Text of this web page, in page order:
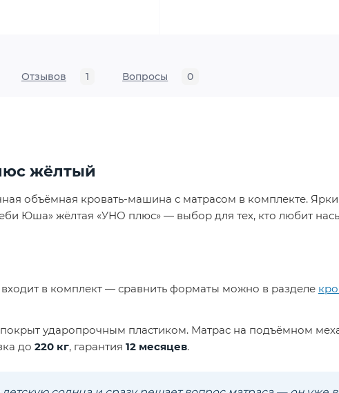
Отзывов 1 Вопросы 0
жёлтый
объёмная кровать-машина с матрасом в комплекте.
Юша» жёлтая «УНО плюс» — выбор для тех, кто любит
в комплект — сравнить форматы можно в разделе
покрыт ударопрочным пластиком. Матрас на подъёмном
до 220 кг, гарантия 12 месяцев.